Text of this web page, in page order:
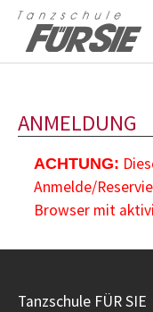
ANMELDUNG
ACHTUNG:
Anmelde/
Browser mit
Tanzschule FÜR SIE